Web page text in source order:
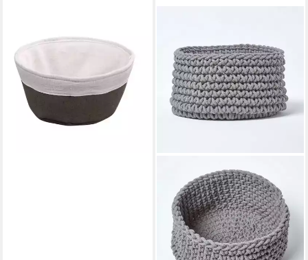
Brotkorb Brotkorb aus
Baumwolle in Grau 20x20 cm,
Baumwolle
5,49 €
lieferbar - in 2-3 Werktagen bei dir